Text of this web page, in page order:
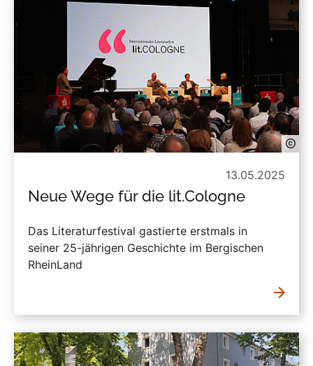
13.05.2025
Neue Wege für die lit.Cologne
Das Literaturfestival gastierte erstmals in
seiner 25-jährigen Geschichte im Bergischen
RheinLand